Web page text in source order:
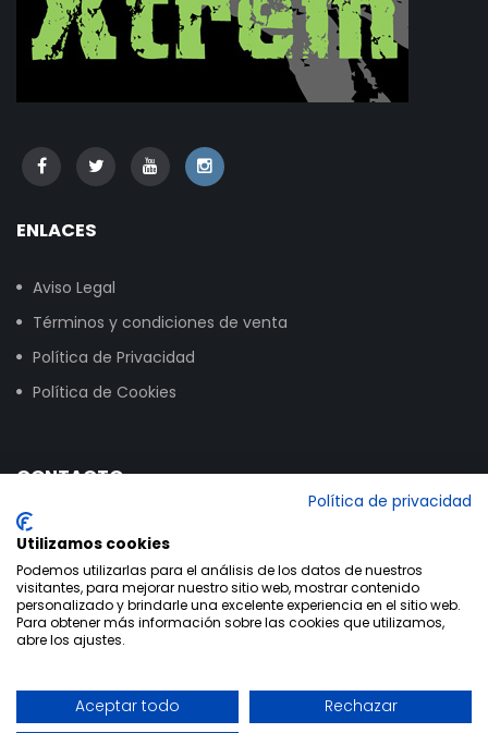
ENLACES
Aviso Legal
Términos y condiciones de venta
Política de Privacidad
Política de Cookies
CONTACTO
Calle Vitoria, 258, NAVE 16, 09007 Burgos
+34 947 24 00 03
info@bikextrem.com
Utilizamos cookies propias y de terceros para mejorar la
Política de privacidad
Utilizamos cookies
Podemos utilizarlas para el análisis de los datos de nuestros
visitantes, para mejorar nuestro sitio web, mostrar contenido
personalizado y brindarle una excelente experiencia en el sitio web.
Para obtener más información sobre las cookies que utilizamos,
abre los ajustes.
Aceptar todo Rechazar